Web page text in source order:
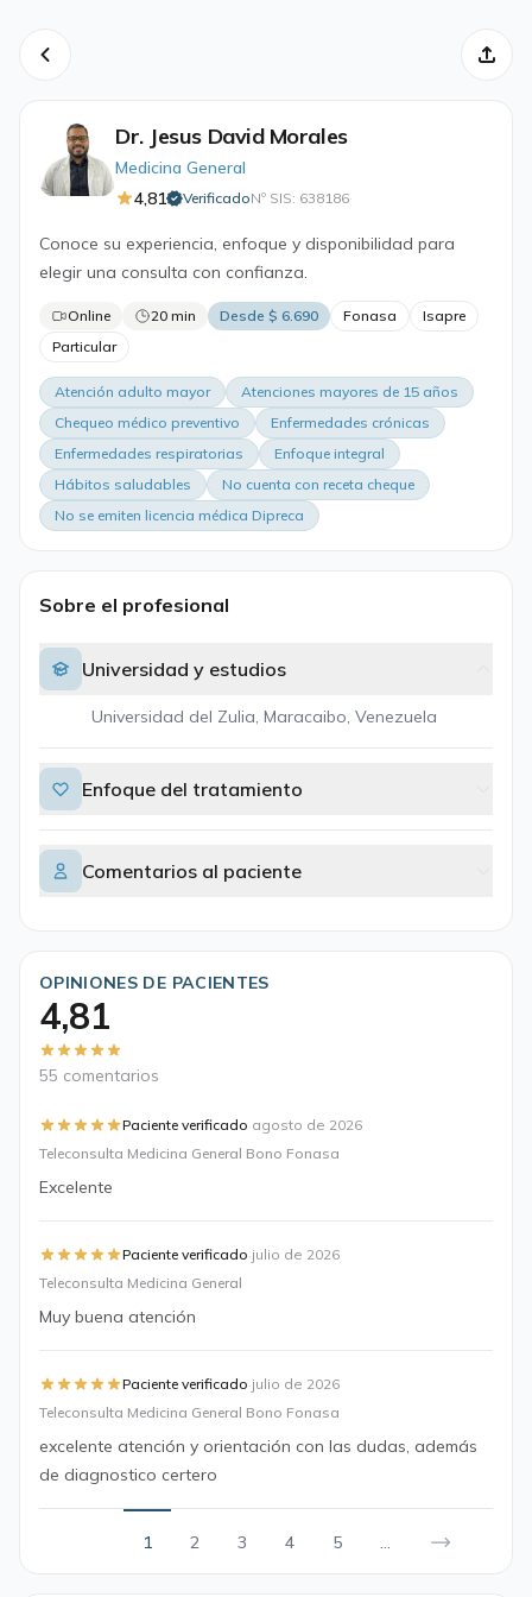
Dr. Jesus David Morales
Medicina General
4,81
VerificadoNº SIS: 638186·
Conoce su experiencia, enfoque y disponibilidad para
elegir una consulta con confianza.
Online 20 min Desde $ 6.690 Fonasa
Isapre
Particular
Atención adulto mayor
Atenciones mayores de 15 años
Chequeo médico preventivo
Enfermedades crónicas
Enfermedades respiratorias
Enfoque integral
Hábitos saludables
No cuenta con receta cheque
No se emiten licencia médica Dipreca
Sobre el profesional
Universidad y estudios
Universidad del Zulia, Maracaibo, Venezuela
Enfoque del tratamiento
Comentarios al paciente
OPINIONES DE PACIENTES
4,81
55 comentarios
Paciente verificado·agosto de 2026
Teleconsulta Medicina General Bono Fonasa
Excelente
Paciente verificado·julio de 2026
Teleconsulta Medicina General
Muy buena atención
Paciente verificado·julio de 2026
Teleconsulta Medicina General Bono Fonasa
excelente atención y orientación con las dudas, además
de diagnostico certero
1 2 3 4 5 ...